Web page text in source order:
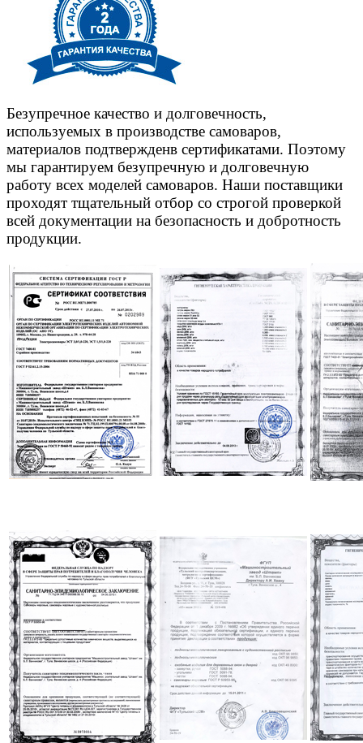
Безупречное качество и долговечность,
используемых в производстве самоваров,
материалов подтвержденв сертификатами. Поэтому
мы гарантируем безупречную и долговечную
работу всех моделей самоваров. Наши поставщики
проходят тщательный отбор со строгой проверкой
всей документации на безопасность и добротность
продукции.